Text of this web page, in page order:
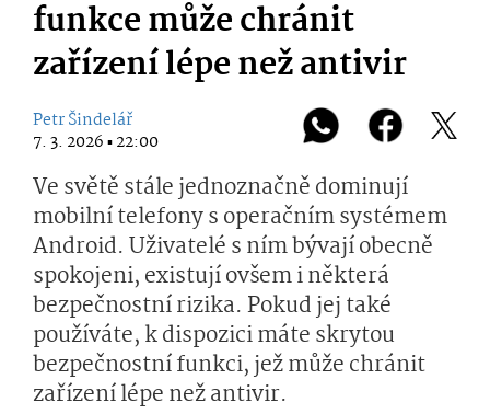
funkce může chránit
zařízení lépe než antivir
Petr Šindelář
7. 3. 2026 ▪ 22:00
Ve světě stále jednoznačně dominují
mobilní telefony s operačním systémem
Android. Uživatelé s ním bývají obecně
spokojeni, existují ovšem i některá
bezpečnostní rizika. Pokud jej také
používáte, k dispozici máte skrytou
bezpečnostní funkci, jež může chránit
zařízení lépe než antivir.